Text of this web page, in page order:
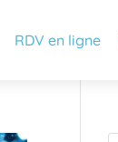
RDV en ligne